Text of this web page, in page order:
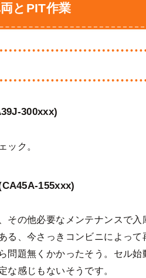
とPIT作業
300xxx)
ック。
155xxx)
その他必要なメンテナンスで入
る、今さっきコンビニによっ
問題無くかかったそう。セル始
な感じもないそうです。